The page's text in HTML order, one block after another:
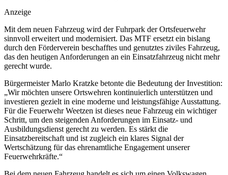
Anzeige
Mit dem neuen Fahrzeug wird der Fuhrpark der Ortsfeuerwehr
sinnvoll erweitert und modernisiert. Das MTF ersetzt ein bislang
durch den Förderverein beschafftes und genutztes ziviles Fahrzeug,
das den heutigen Anforderungen an ein Einsatzfahrzeug nicht mehr
gerecht wurde.
Bürgermeister Marlo Kratzke betonte die Bedeutung der Investition:
„Wir möchten unsere Ortswehren kontinuierlich unterstützen und
investieren gezielt in eine moderne und leistungsfähige Ausstattung.
Für die Feuerwehr Weetzen ist dieses neue Fahrzeug ein wichtiger
Schritt, um den steigenden Anforderungen im Einsatz- und
Ausbildungsdienst gerecht zu werden. Es stärkt die
Einsatzbereitschaft und ist zugleich ein klares Signal der
Wertschätzung für das ehrenamtliche Engagement unserer
Feuerwehrkräfte.“